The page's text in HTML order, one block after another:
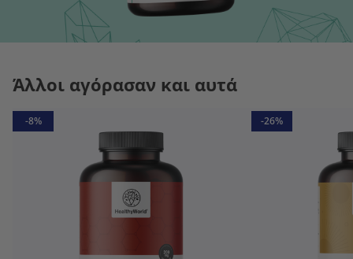
Άλλοι αγόρασαν και αυτά
-8% -26%